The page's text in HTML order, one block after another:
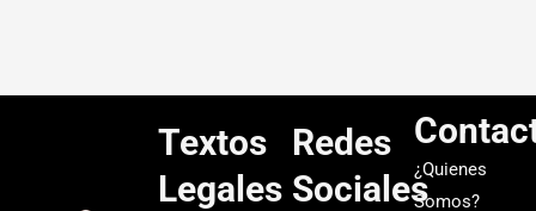
Textos
Legales
Redes
Sociales¿Quienes
Somos?